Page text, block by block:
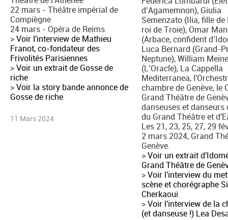
22 mars - Théâtre impérial de
Compiègne
24 mars - Opéra de Reims
>Voir l'interview de Mathieu
Franot, co-fondateur des
Frivolités Parisiennes
>Voir un extrait de Gosse de
riche
>Voir la story bande annonce de
Gosse de riche
11 Mars 2024
d’Agamemnon), Giulia
Semenzato (Ilia, fille de
roi de Troie), Omar
(Arbace, confident
Luca Bernard (Grand-
Neptune), William
(L’Oracle), La Cappella
Mediterranea,
chambre de Genève, le
Grand Théâtre de
danseuses et danseurs
du Grand Théâtre et
Les 21, 23, 25, 27, 29
2 mars 2024, Grand
Genève.
>Voir un extrait
Grand Théâtre de
>Voir l'interview du
scène et chorégraphe
Cherkaoui
>Voir l'interview de la
(et danseuse !) Lea